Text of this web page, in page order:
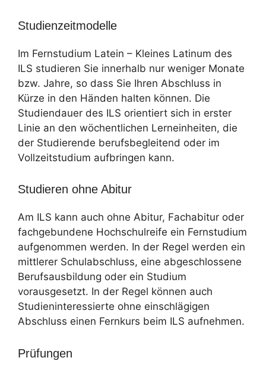
Studienzeitmodelle
Im Fernstudium Latein – Kleines Latinum des
ILS studieren Sie innerhalb nur weniger Monate
bzw. Jahre, so dass Sie Ihren Abschluss in
Kürze in den Händen halten können. Die
Studiendauer des ILS orientiert sich in erster
Linie an den wöchentlichen Lerneinheiten, die
der Studierende berufsbegleitend oder im
Vollzeitstudium aufbringen kann.
Studieren ohne Abitur
Am ILS kann auch ohne Abitur, Fachabitur oder
fachgebundene Hochschulreife ein Fernstudium
aufgenommen werden. In der Regel werden ein
mittlerer Schulabschluss, eine abgeschlossene
Berufsausbildung oder ein Studium
vorausgesetzt. In der Regel können auch
Studieninteressierte ohne einschlägigen
Abschluss einen Fernkurs beim ILS aufnehmen.
Prüfungen